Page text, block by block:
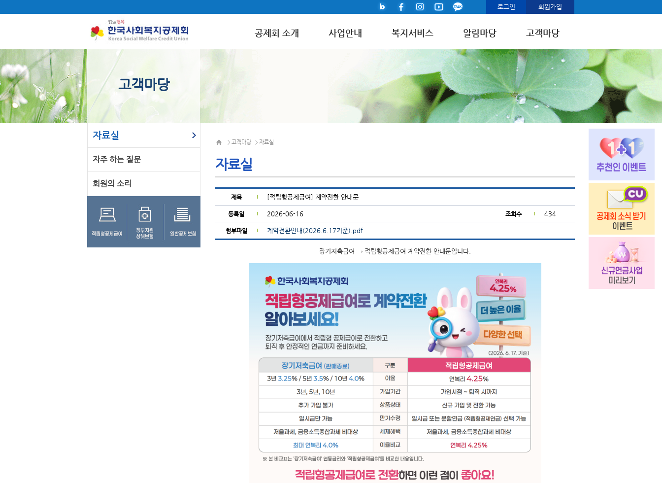
로그인 회원가입
공제회 소개 사업안내 복지서비스 알림마당 고객마당
고객마당
자료실
자주 하는 질문
회원의 소리
> 고객마당 > 자료실
자료실
제목 [적립형공제급여] 계약전환 안내문
등록일 2026-06-16 조회수 434
첨부파일 계약전환안내(2026.6.17기준).pdf
장기저축급여 → 적립형공제급여 계약전환 안내문입니다.